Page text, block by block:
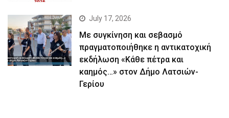
July 17, 2026
Με συγκίνηση και σεβασμό
πραγματοποιήθηκε η αντικατοχική
εκδήλωση «Κάθε πέτρα και
καημός…» στον Δήμο Λατσιών-
Γερίου